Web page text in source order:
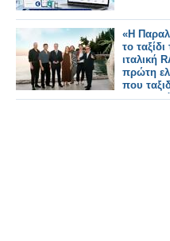
«Η
το
ιταλική
πρώτη
που